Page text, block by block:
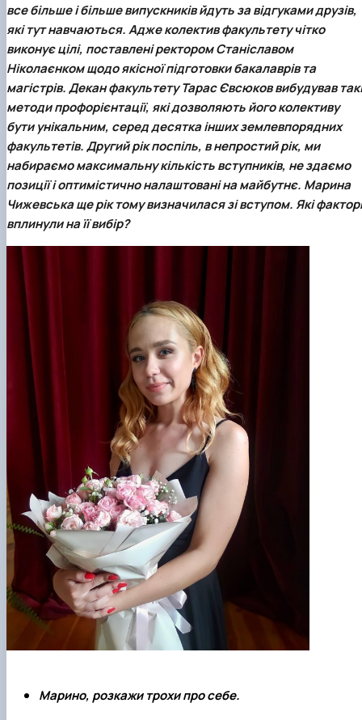
Іноземні мови
Працевлаштування
Їдальні та буфети
Студентські квитки
Центр вивчення мов
Психологічна підтримка
Інклюзивне середовище
Рада молодих вчених
Наукові школи
Стартап школа НУБіП України
Методичні рекомендації, пам'ятки
Форми документів
Патентно-ліцензійна діяльність
ЦКНО «Агропромисловий комплекс, лісове і
садово-паркове господарство, ветеринарна
медицина»
Обладнання НУБіП України
Біоетична комісія
Наукові видання
Досліднику та автору
Звіт про проведення НТЗ
Наукові журнали НУБіП України
Наукові журнали НУБіП України (English)
Пам'ятка про проведення науково-
заходів
Порядок планування та організації
проведення НТЗ
Результати науково-технічних заходів
Наука для бізнесу
Каталог наукових послуг
«SEB-2024»
«SEB-2025»
Наглядова рада
Рада роботодавців
Благодійний фонд «Голосіївська ініціатива
2020»
Історія університету
Видатні випускники та працівники
Звіт ректора
Пам'яті захисників України
Почесні доктори і професори НУБіП України
Пресслужба
Університетський кур'єр
Вибори ректора
Програма розвитку університету
ініціатива – 2025»
Доступ до публічної інформації
Державні закупівлі
Офіційна символіка
Антикорупційні заходи
Уповноважена особа з питань запобігання
виявлення корупції
Положення про антикорупційного
уповноваженого НУБіП України
Національні нормативно-правові акти
Нормативно-правові акти НУБіП України
Інформаційні ресурси НАЗК
Методичні роз’яснення НАЗК
Антикорупційні заходи
Контактна інформація
все більше і більше випускників йдуть за відгуками друзів,
які тут навчаються. Адже колектив факультету чітко
виконує цілі, поставлені ректоромСтаніславом
Ніколаєнкомщодо якісної підготовки бакалаврів та
магістрів. Декан факультетуТарас Євсюковвибудував такі
методи профорієнтації, які дозволяють його колективу
бути унікальним, серед десятка інших землевпорядних
факультетів. Другий рік поспіль, в непростий рік, ми
набираємо максимальну кількість вступників, не здаємо
позиції і оптимістично налаштовані на майбутнє. Марина
Чижевська ще рік тому визначилася зі вступом. Які
вплинули на її вибір?
Марино, розкажи трохи про себе.